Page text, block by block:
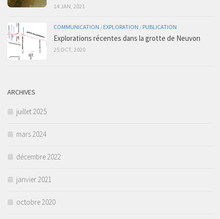
14 JAN, 2021
COMMUNICATION / EXPLORATION / PUBLICATION
Explorations récentes dans la grotte de Neuvon
25 OCT, 2020
ARCHIVES
juillet 2025
mars 2024
décembre 2022
janvier 2021
octobre 2020